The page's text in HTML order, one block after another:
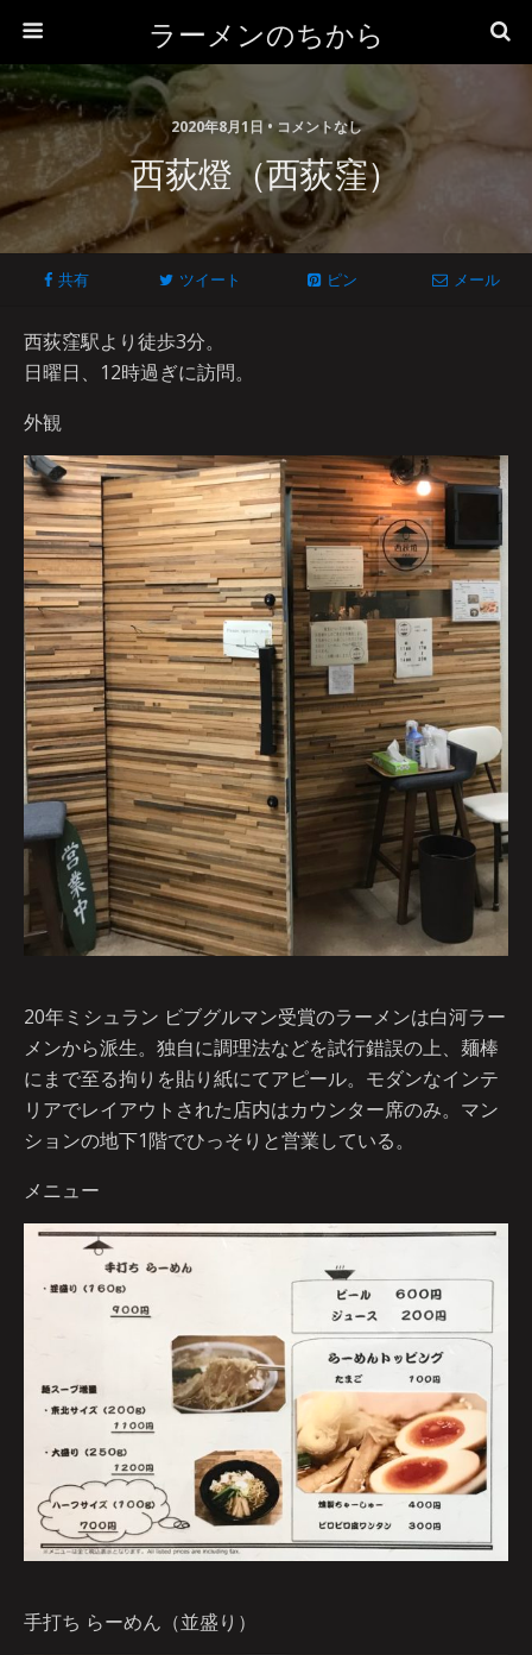
ラーメンのちから
2020年8月1日 • コメントなし
西荻燈（西荻窪）
共有 ツイート ピン メール
西荻窪駅より徒歩3分。
日曜日、12時過ぎに訪問。
外観
20年ミシュラン ビブグルマン受賞のラーメンは白河ラー
メンから派生。独自に調理法などを試行錯誤の上、麺棒
にまで至る拘りを貼り紙にてアピール。モダンなインテ
リアでレイアウトされた店内はカウンター席のみ。マン
ションの地下1階でひっそりと営業している。
メニュー
手打ち らーめん（並盛り）